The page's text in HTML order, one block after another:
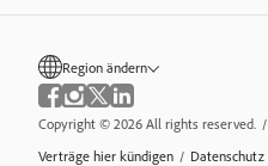
Region ändern
Copyright © 2026 All rights reserved. /
Verträge hier kündigen / Datenschutz